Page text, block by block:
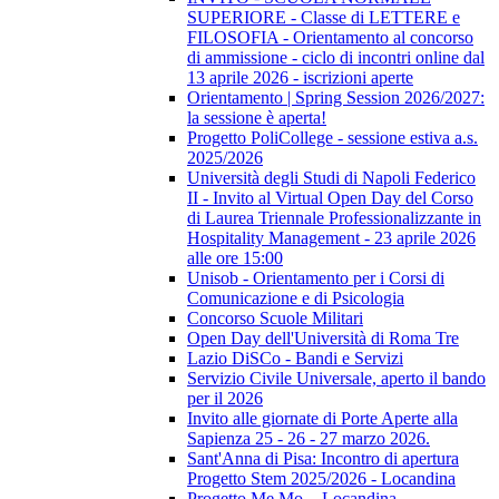
SUPERIORE - Classe di LETTERE e
FILOSOFIA - Orientamento al concorso
di ammissione - ciclo di incontri online dal
13 aprile 2026 - iscrizioni aperte
Orientamento | Spring Session 2026/2027:
la sessione è aperta!
Progetto PoliCollege - sessione estiva a.s.
2025/2026
Università degli Studi di Napoli Federico
II - Invito al Virtual Open Day del Corso
di Laurea Triennale Professionalizzante in
Hospitality Management - 23 aprile 2026
alle ore 15:00
Unisob - Orientamento per i Corsi di
Comunicazione e di Psicologia
Concorso Scuole Militari
Open Day dell'Università di Roma Tre
Lazio DiSCo - Bandi e Servizi
Servizio Civile Universale, aperto il bando
per il 2026
Invito alle giornate di Porte Aperte alla
Sapienza 25 - 26 - 27 marzo 2026.
Sant'Anna di Pisa: Incontro di apertura
Progetto Stem 2025/2026 - Locandina